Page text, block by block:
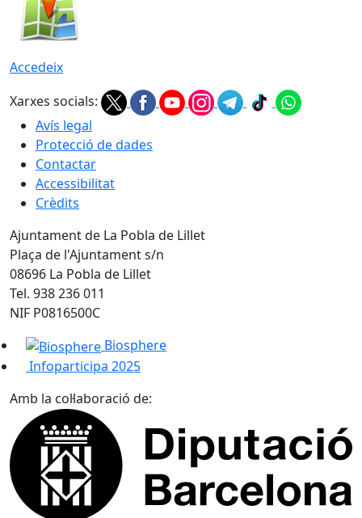
Accedeix
Xarxes socials:
Avís legal
Protecció de dades
Contactar
Accessibilitat
Crèdits
Ajuntament de La Pobla de Lillet
Plaça de l'Ajuntament s/n
08696 La Pobla de Lillet
Tel. 938 236 011
NIF P0816500C
Biosphere
Infoparticipa 2025
Amb la col·laboració de: